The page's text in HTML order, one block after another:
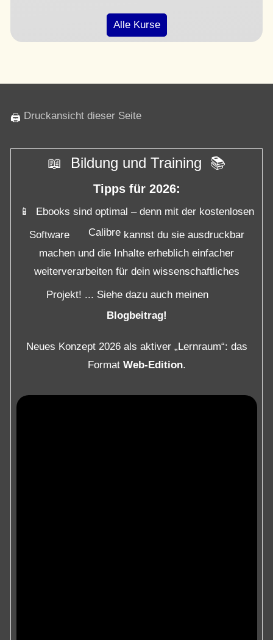
Alle Kurse
🖨 Druckansicht dieser Seite
📖 Bildung und Training 📚
Tipps für 2026:
📱 Ebooks sind optimal – denn mit der kostenlosen
Software
Calibrekannst du sie ausdruckbar
machen und die Inhalte erheblich einfacher
weiterverarbeiten für dein wissenschaftliches
Projekt! ... Siehe dazu auch meinen
Blogbeitrag!
Neues Konzept 2026 als aktiver „Lernraum“: das
Format Web-Edition.